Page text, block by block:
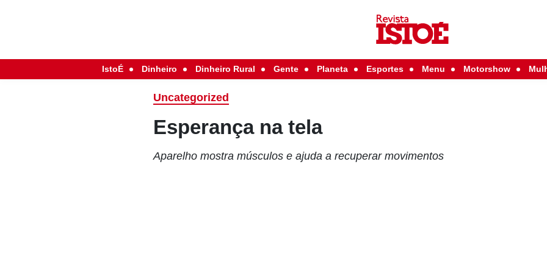
IstoÉ Dinheiro Dinheiro Rural Gente Planeta Esportes Menu Motorshow
Uncategorized
Esperança na tela
Aparelho mostra músculos e ajuda a recuperar movimentos